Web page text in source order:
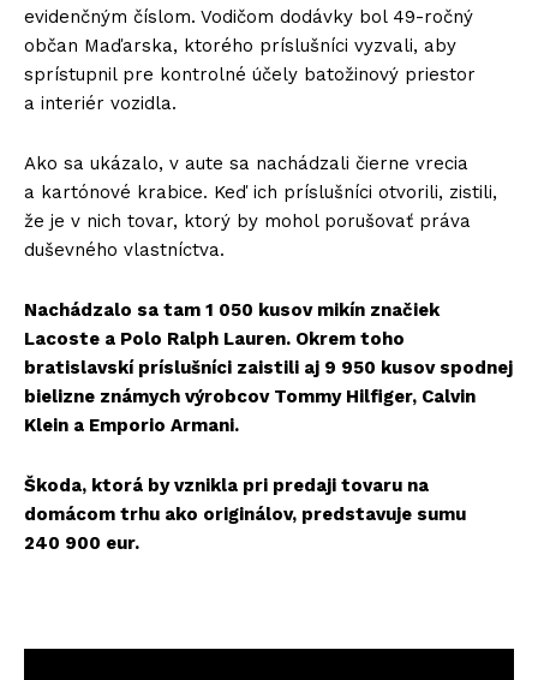
evidenčným číslom. Vodičom dodávky bol 49-ročný
občan Maďarska, ktorého príslušníci vyzvali, aby
sprístupnil pre kontrolné účely batožinový priestor
a interiér vozidla.
Ako sa ukázalo, v aute sa nachádzali čierne vrecia
a kartónové krabice. Keď ich príslušníci otvorili, zistili,
že je v nich tovar, ktorý by mohol porušovať práva
duševného vlastníctva.
Nachádzalo sa tam 1 050 kusov mikín značiek
Lacoste a Polo Ralph Lauren. Okrem toho
bratislavskí príslušníci zaistili aj 9 950 kusov spodnej
bielizne známych výrobcov Tommy Hilfiger, Calvin
Klein a Emporio Armani.
Škoda, ktorá by vznikla pri predaji tovaru na
domácom trhu ako originálov, predstavuje sumu
240 900 eur.